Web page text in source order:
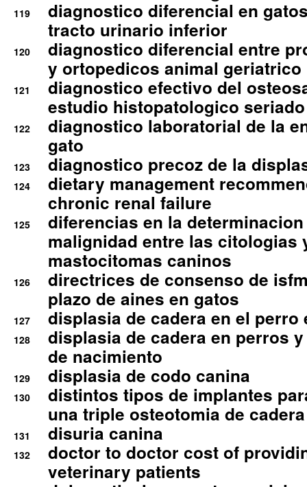
119
diagnostico diferencial en
tracto urinario inferior
120
diagnostico diferencial entre
y ortopedicos animal geriatrico
121
diagnostico efectivo del
estudio histopatologico seriado
122
diagnostico laboratorial de la
gato
123 diagnostico precoz de la
124
dietary management
chronic renal failure
125
diferencias en la
malignidad entre las citologias
mastocitomas caninos
126
directrices de consenso de
plazo de aines en gatos
127 displasia de cadera en el perro
128
displasia de cadera en perros
de nacimiento
129 displasia de codo canina
130
distintos tipos de implantes
una triple osteotomia de cadera
131 disuria canina
132
doctor to doctor cost of
veterinary patients